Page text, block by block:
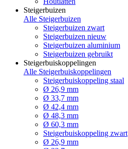
Steigerbuizen
Alle Steigerbuizen
Steigerbuizen zwart
Steigerbuizen nieuw
Steigerbuizen aluminium
Steigerbuizen gebruikt
Steigerbuiskoppelingen
Alle Steigerbuiskoppelingen
Steigerbuiskoppeling staal
Ø 26,9 mm
Ø 33,7 mm
Ø 42,4 mm
Ø 48,3 mm
Ø 60,3 mm
Steigerbuiskoppeling zwart
Ø 26,9 mm